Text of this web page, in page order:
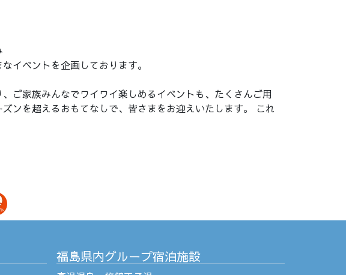
イベントを企画しております。
ご家族みんなでワイワイ楽しめるイベントも、たくさんご用
ンを超えるおもてなしで、皆さまをお迎えいたします。 これ
福島県内グループ宿泊施設